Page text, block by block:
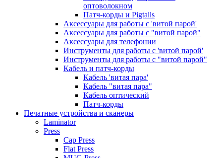
оптоволокном
Патч-корды и Pigtails
Аксессуары для работы с 'витой парой'
Аксессуары для работы с "витой парой"
Аксессуары для телефонии
Инструменты для работы с 'витой парой'
Инструменты для работы с "витой парой"
Кабель и патч-корды
Кабель 'витая пара'
Кабель "витая пара"
Кабель оптический
Патч-корды
Печатные устройства и сканеры
Laminator
Press
Cap Press
Flat Press